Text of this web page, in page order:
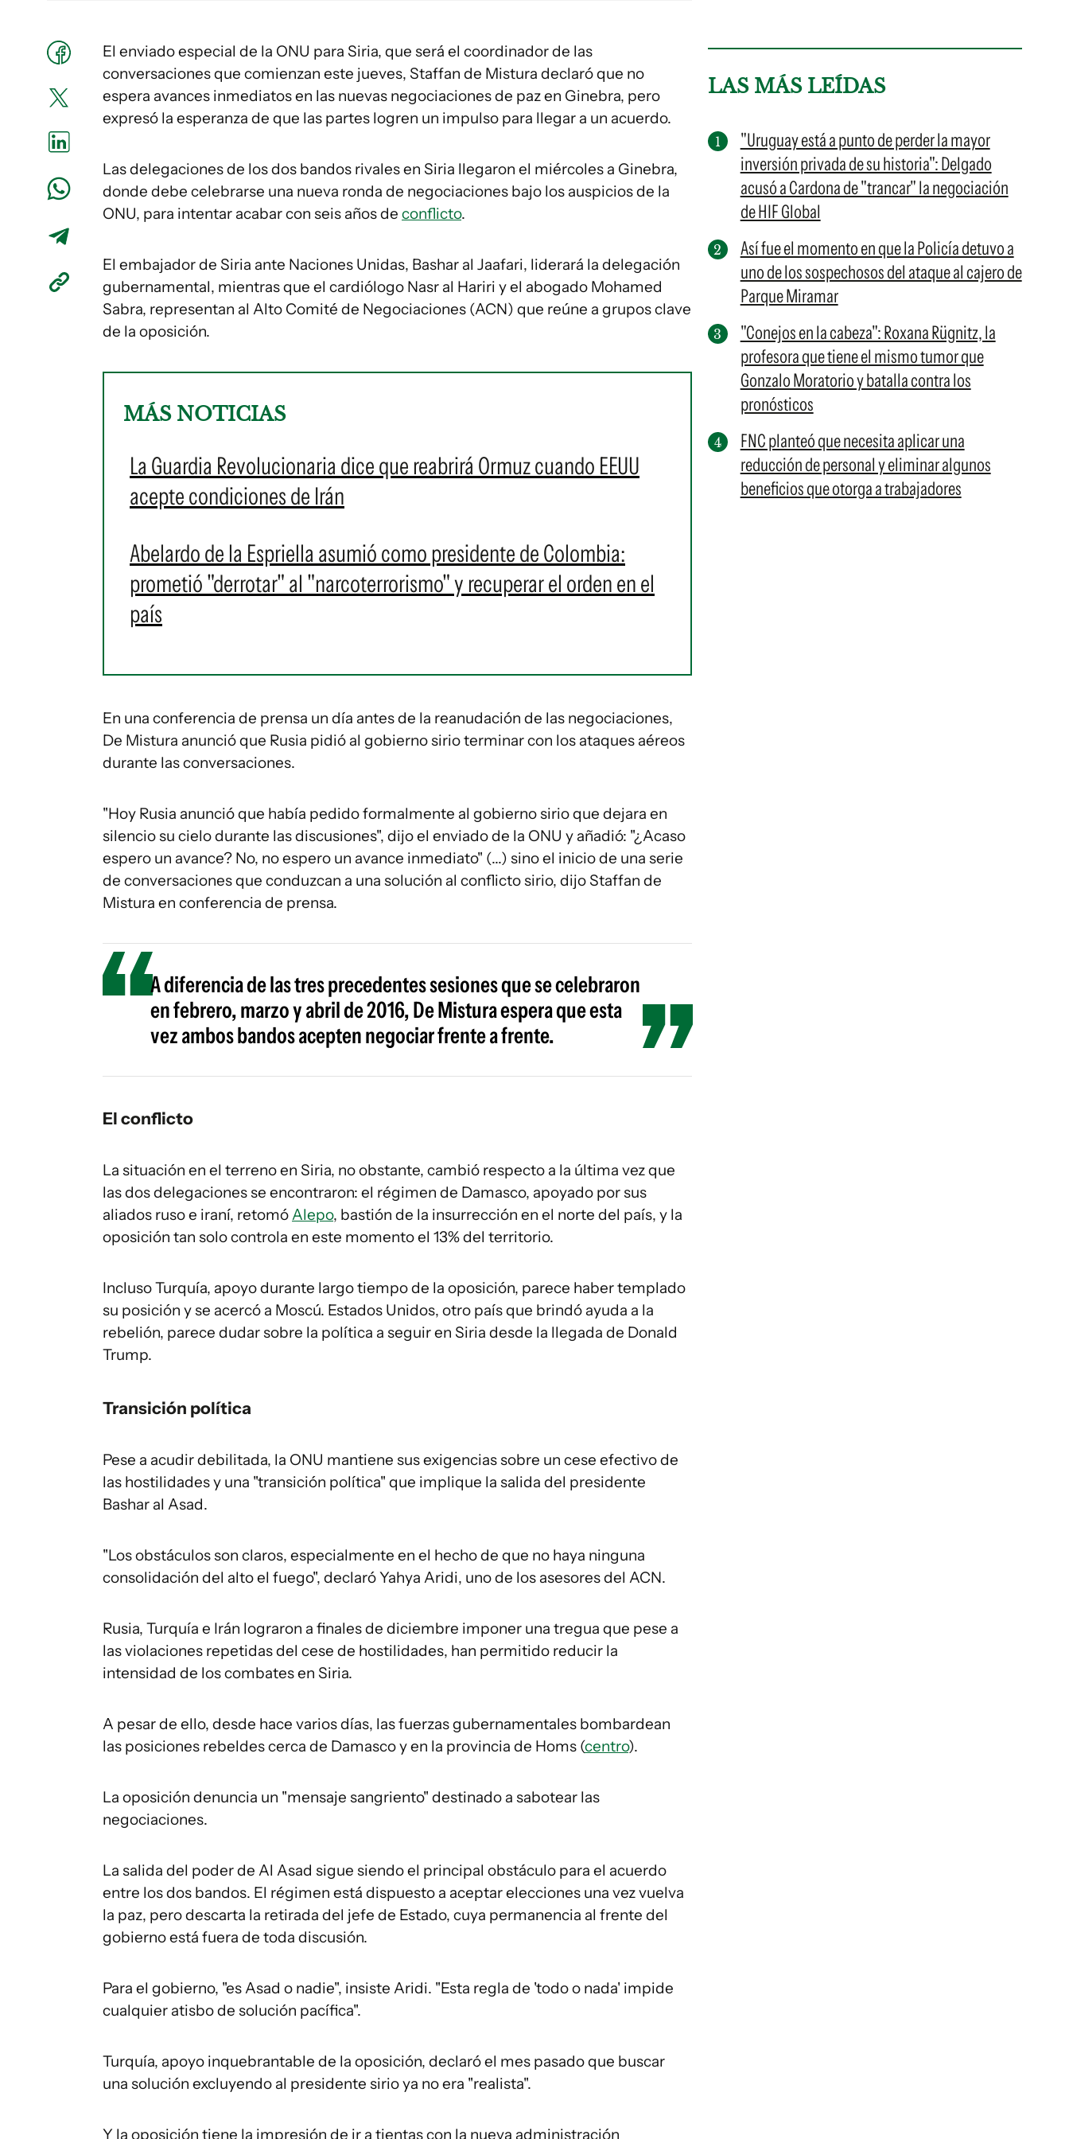
El enviado especial de la ONU para Siria, que será el coordinador de las
conversaciones que comienzan este jueves, Staffan de Mistura declaró que no
espera avances inmediatos en las nuevas negociaciones de paz en Ginebra, pero
expresó la esperanza de que las partes logren un impulso para llegar a un acuerdo.
Las delegaciones de los dos bandos rivales en Siria llegaron el miércoles a Ginebra,
donde debe celebrarse una nueva ronda de negociaciones bajo los auspicios de la
ONU, para intentar acabar con seis años de conflicto.
El embajador de Siria ante Naciones Unidas, Bashar al Jaafari, liderará la delegación
gubernamental, mientras que el cardiólogo Nasr al Hariri y el abogado Mohamed
Sabra, representan al Alto Comité de Negociaciones (ACN) que reúne a grupos clave
de la oposición.
MÁS NOTICIAS
La Guardia Revolucionaria dice que reabrirá Ormuz cuando EEUU
acepte condiciones de Irán
Abelardo de la Espriella asumió como presidente de Colombia:
prometió "derrotar" al "narcoterrorismo" y recuperar el orden en el
país
En una conferencia de prensa un día antes de la reanudación de las negociaciones,
De Mistura anunció que Rusia pidió al gobierno sirio terminar con los ataques aéreos
durante las conversaciones.
"Hoy Rusia anunció que había pedido formalmente al gobierno sirio que dejara en
silencio su cielo durante las discusiones", dijo el enviado de la ONU y añadió: "¿Acaso
espero un avance? No, no espero un avance inmediato" (...) sino el inicio de una serie
de conversaciones que conduzcan a una solución al conflicto sirio, dijo Staffan de
Mistura en conferencia de prensa.
A diferencia de las tres precedentes sesiones que se celebraron
en febrero, marzo y abril de 2016, De Mistura espera que esta
vez ambos bandos acepten negociar frente a frente.
El conflicto
La situación en el terreno en Siria, no obstante, cambió respecto a la última vez que
las dos delegaciones se encontraron: el régimen de Damasco, apoyado por sus
aliados ruso e iraní, retomóAlepo, bastión de la insurrección en el norte del país, y la
oposición tan solo controla en este momento el 13% del territorio.
Incluso Turquía, apoyo durante largo tiempo de la oposición, parece haber templado
su posición y se acercó a Moscú. Estados Unidos, otro país que brindó ayuda a la
rebelión, parece dudar sobre la política a seguir en Siria desde la llegada de Donald
Trump.
Transición política
Pese a acudir debilitada, la ONU mantiene sus exigencias sobre un cese efectivo de
las hostilidades y una "transición política" que implique la salida del presidente
Bashar al Asad.
"Los obstáculos son claros, especialmente en el hecho de que no haya ninguna
consolidación del alto el fuego", declaró Yahya Aridi, uno de los asesores del ACN.
Rusia, Turquía e Irán lograron a finales de diciembre imponer una tregua que pese a
las violaciones repetidas del cese de hostilidades, han permitido reducir la
intensidad de los combates en Siria.
A pesar de ello, desde hace varios días, las fuerzas gubernamentales bombardean
las posiciones rebeldes cerca de Damasco y en la provincia de Homs (centro).
La oposición denuncia un "mensaje sangriento" destinado a sabotear las
negociaciones.
La salida del poder de Al Asad sigue siendo el principal obstáculo para el acuerdo
entre los dos bandos. El régimen está dispuesto a aceptar elecciones una vez vuelva
la paz, pero descarta la retirada del jefe de Estado, cuya permanencia al frente del
gobierno está fuera de toda discusión.
Para el gobierno, "es Asad o nadie", insiste Aridi. "Esta regla de 'todo o nada' impide
cualquier atisbo de solución pacífica".
Turquía, apoyo inquebrantable de la oposición, declaró el mes pasado que buscar
una solución excluyendo al presidente sirio ya no era "realista".
Y la oposición tiene la impresión de ir a tientas con la nueva administración
LAS MÁS LEÍDAS
"Uruguay está a punto de perder la mayor
inversión privada de su historia": Delgado
acusó a Cardona de "trancar" la negociación
de HIF Global
Así fue el momento en que la Policía detuvo a
uno de los sospechosos del ataque al cajero de
Parque Miramar
"Conejos en la cabeza": Roxana Rügnitz, la
profesora que tiene el mismo tumor que
Gonzalo Moratorio y batalla contra los
pronósticos
FNC planteó que necesita aplicar una
reducción de personal y eliminar algunos
beneficios que otorga a trabajadores